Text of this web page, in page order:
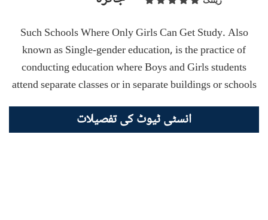
Such Schools Where Only Girls Can Get Study. Also
known as Single-gender education, is the practice of
conducting education where Boys and Girls students
attend separate classes or in separate buildings or schools
انسٹی ٹیوٹ کی تفصیلات